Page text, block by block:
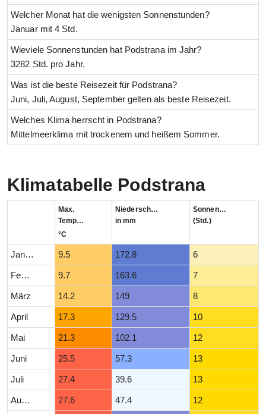
Welcher Monat hat die wenigsten Sonnenstunden?
Januar mit 4 Std.
Wieviele Sonnenstunden hat Podstrana im Jahr?
3282 Std. pro Jahr.
Was ist die beste Reisezeit für Podstrana?
Juni, Juli, August, September gelten als beste Reisezeit.
Welches Klima herrscht in Podstrana?
Mittelmeerklima mit trockenem und heißem Sommer.
Klimatabelle Podstrana
Max.
Temperatur
°C
Niederschlag
in mm
Sonnenstunden
(Std.)
Januar 9.5 172.8 6
Februar 9.7 163.6 7
März 14.2 149 8
April 17.3 129.5 10
Mai 21.3 102.1 12
Juni 25.5 57.3 13
Juli 27.4 39.6 13
August 27.6 47.4 12